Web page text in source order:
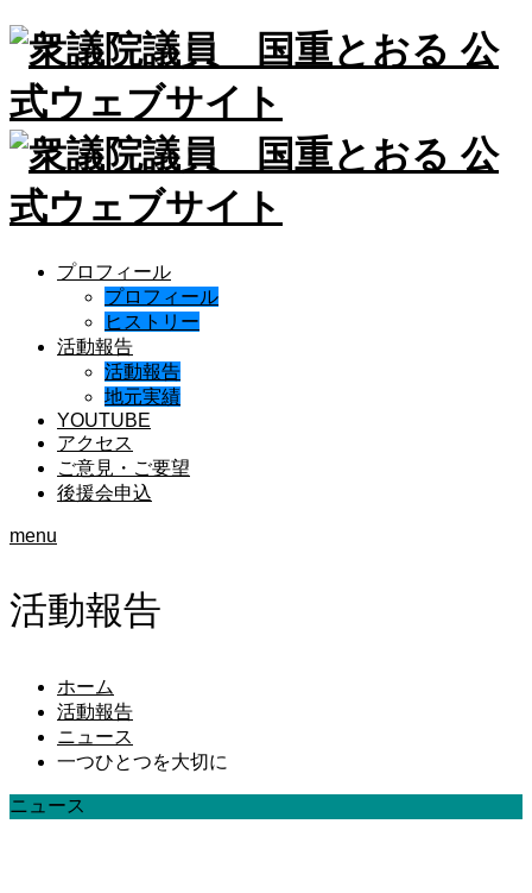
プロフィール
プロフィール
ヒストリー
活動報告
活動報告
地元実績
YOUTUBE
アクセス
ご意見・ご要望
後援会申込
menu
活動報告
ホーム
活動報告
ニュース
一つひとつを大切に
ニュース